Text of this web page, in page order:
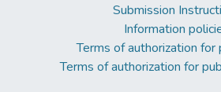
Submission
Information
Terms of authorization for
Terms of authorization for